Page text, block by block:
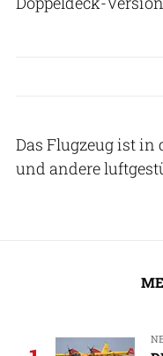
Das Flugzeug ist in
und andere